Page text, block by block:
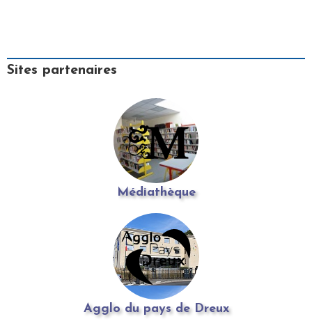
Sites partenaires
Médiathèque
Agglo du pays de Dreux